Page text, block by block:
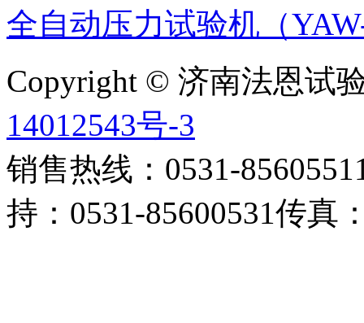
全自动压力试验机（
Copyright © 济南法恩试
14012543号-3
销售热线：0531-
持：0531-85600531传真